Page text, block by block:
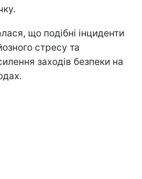
що подібні інциденти
стресу та
заходів безпеки на